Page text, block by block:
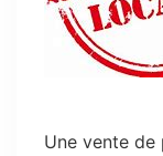
Une vente